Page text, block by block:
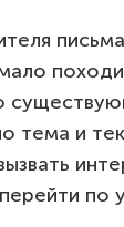
тема и
по